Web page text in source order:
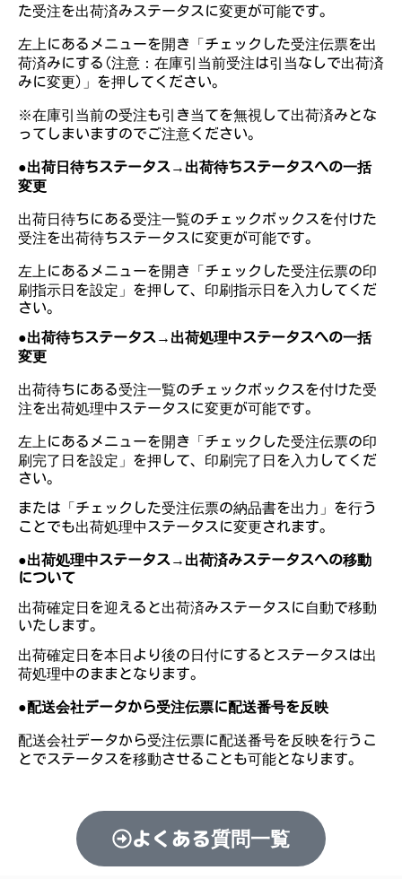
た受注を出荷済みステータスに変更が可能です。
左上にあるメニューを開き「チェックした受注伝票を出
荷済みにする(注意：在庫引当前受注は引当なしで出荷済
みに変更)」を押してください。
※在庫引当前の受注も引き当てを無視して出荷済みとな
ってしまいますのでご注意ください。
●出荷日待ちステータス→出荷待ちステータスへの一括
変更
出荷日待ちにある受注一覧のチェックボックスを付けた
受注を出荷待ちステータスに変更が可能です。
左上にあるメニューを開き「チェックした受注伝票の印
刷指示日を設定」を押して、印刷指示日を入力してくだ
さい。
●出荷待ちステータス→出荷処理中ステータスへの一括
変更
出荷待ちにある受注一覧のチェックボックスを付けた受
注を出荷処理中ステータスに変更が可能です。
左上にあるメニューを開き「チェックした受注伝票の印
刷完了日を設定」を押して、印刷完了日を入力してくだ
さい。
または「チェックした受注伝票の納品書を出力」を行う
ことでも出荷処理中ステータスに変更されます。
●出荷処理中ステータス→出荷済みステータスへの移動
について
出荷確定日を迎えると出荷済みステータスに自動で移動
いたします。
出荷確定日を本日より後の日付にするとステータスは出
荷処理中のままとなります。
●配送会社データから受注伝票に配送番号を反映
配送会社データから受注伝票に配送番号を反映を行うこ
とでステータスを移動させることも可能となります。
よくある質問一覧